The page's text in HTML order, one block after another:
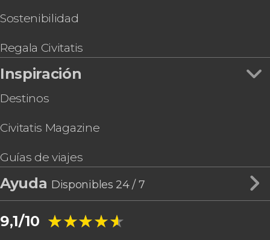
Sostenibilidad
Regala Civitatis
Inspiración
Destinos
Civitatis Magazine
Guías de viajes
Ayuda Disponibles 24 / 7
9,1/10 ★★★★★
★★★★★